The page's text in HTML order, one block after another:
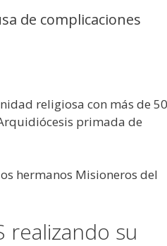
de complicaciones
religiosa con más de 50
primada de
hermanos Misioneros del
realizando su